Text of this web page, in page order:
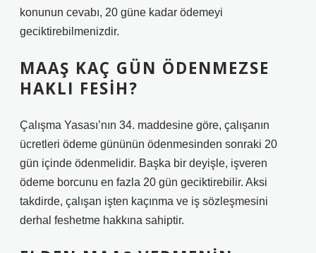
konunun cevabı, 20 güne kadar ödemeyi
geciktirebilmenizdir.
MAAŞ KAÇ GÜN ÖDENMEZSE
HAKLI FESIH?
Çalışma Yasası’nın 34. maddesine göre, çalışanın
ücretleri ödeme gününün ödenmesinden sonraki 20
gün içinde ödenmelidir. Başka bir deyişle, işveren
ödeme borcunu en fazla 20 gün geciktirebilir. Aksi
takdirde, çalışan işten kaçınma ve iş sözleşmesini
derhal feshetme hakkına sahiptir.